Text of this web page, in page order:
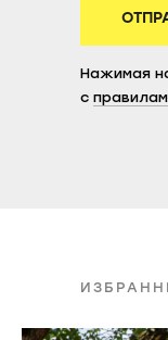
Нажимая
с
Политика